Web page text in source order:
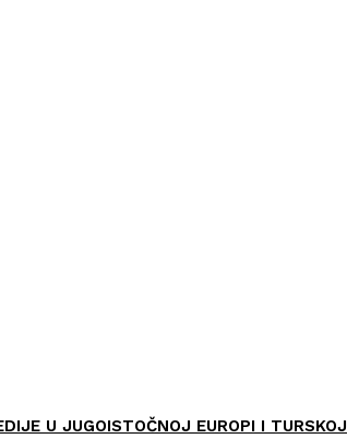
U JUGOISTOČNOJ EUROPI I TURSKOJ